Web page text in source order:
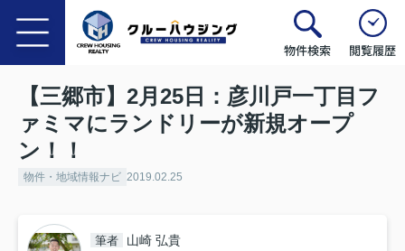
物件検索 閲覧履歴
【三郷市】2月25日：彦川戸一丁目フ
ァミマにランドリーが新規オープ
ン！！
物件・地域情報ナビ 2019.02.25
筆者 山崎 弘貴